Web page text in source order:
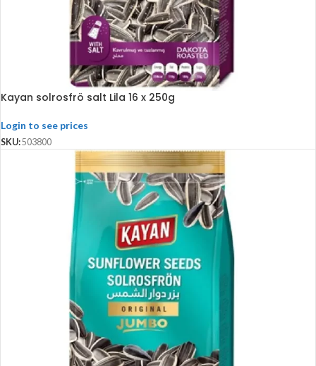
Kayan solrosfrö salt Lila 16 x 250g
Login to see prices
SKU:503800